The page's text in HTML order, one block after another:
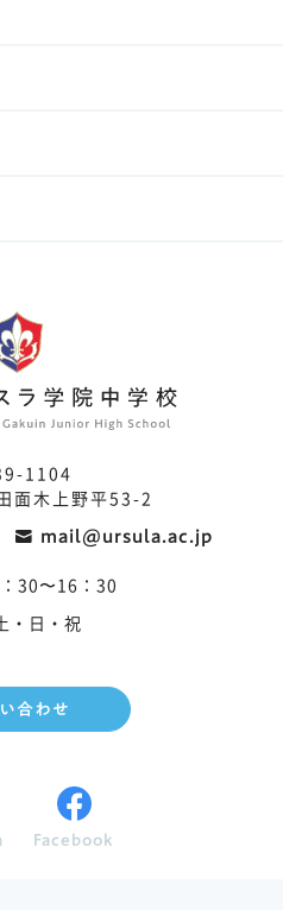
1104
面木上野平53-2
mail@ursula.ac.jp
30〜16：30
・日・祝
合わせ
Facebook